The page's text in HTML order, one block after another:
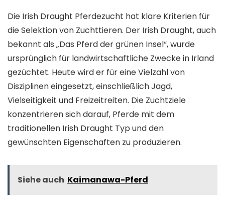
Die Irish Draught Pferdezucht hat klare Kriterien für
die Selektion von Zuchttieren. Der Irish Draught, auch
bekannt als „Das Pferd der grünen Insel“, wurde
ursprünglich für landwirtschaftliche Zwecke in Irland
gezüchtet. Heute wird er für eine Vielzahl von
Disziplinen eingesetzt, einschließlich Jagd,
Vielseitigkeit und Freizeitreiten. Die Zuchtziele
konzentrieren sich darauf, Pferde mit dem
traditionellen Irish Draught Typ und den
gewünschten Eigenschaften zu produzieren.
Siehe auch Kaimanawa-Pferd